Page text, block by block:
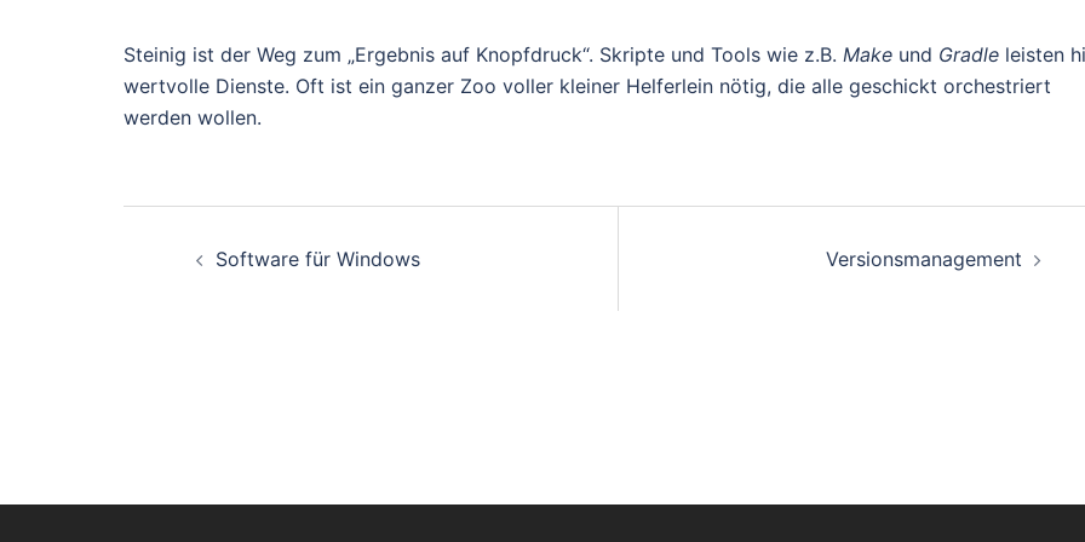
Steinig ist der Weg zum „Ergebnis auf Knopfdruck“. Skripte und Tools wie z.B. Make und Gradle leisten
wertvolle Dienste. Oft ist ein ganzer Zoo voller kleiner Helferlein nötig, die alle geschickt orchestriert
werden wollen.
Beitragsnavigation
Software für Windows Versionsmanagement